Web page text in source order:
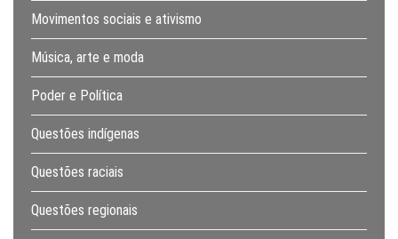
Movimentos sociais e ativismo
Música, arte e moda
Poder e Política
Questões indígenas
Questões raciais
Questões regionais